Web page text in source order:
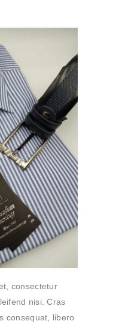
consectetur
nisi. Cras
consequat, libero